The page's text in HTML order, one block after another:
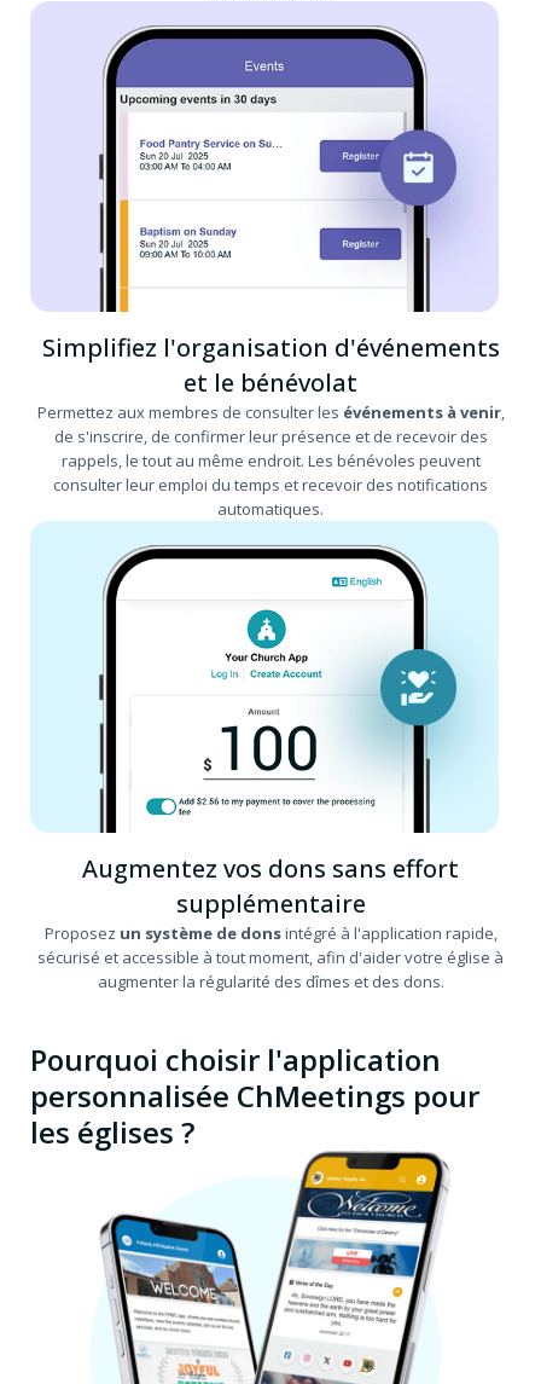
Simplifiez l'organisation d'événements
et le bénévolat
Permettez aux membres de consulter les événements à venir,
de s'inscrire, de confirmer leur présence et de recevoir des
rappels, le tout au même endroit. Les bénévoles peuvent
consulter leur emploi du temps et recevoir des notifications
automatiques.
Augmentez vos dons sans effort
supplémentaire
Proposez un système de donsintégré à l'application rapide,
sécurisé et accessible à tout moment, afin d'aider votre église à
augmenter la régularité des dîmes et des dons.
Pourquoi choisir l'application
personnalisée ChMeetings pour
les églises ?